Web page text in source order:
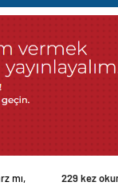
mı,
229 kez